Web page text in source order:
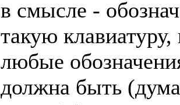
в смысле -
такую клавиатуру,
любые
должна быть